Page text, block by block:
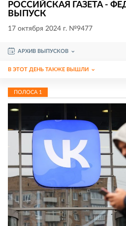
РОССИЙСКАЯ ГАЗЕТА -
ВЫПУСК
17 октября 2024 г. №9477
АРХИВ ВЫПУСКОВ
В ЭТОТ ДЕНЬ ТАКЖЕ ВЫШЛИ
ПОЛОСА 1